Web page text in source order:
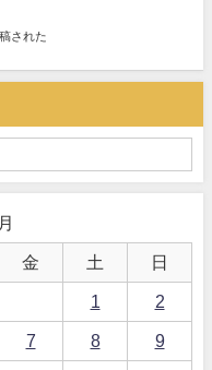
された
金 土 日
1 2
7 8 9